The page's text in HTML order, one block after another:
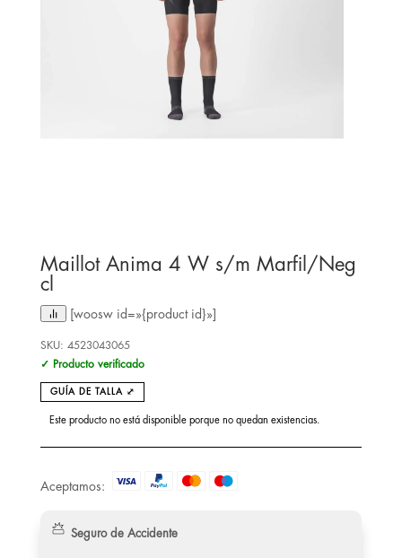
Maillot Anima 4 W s/m Marfil/Neg
cl
[woosw id=»{product id}»]
SKU: 4523043065
✓ Producto verificado
GUÍA DE TALLA ⤢
Este producto no está disponible porque no quedan existencias.
Aceptamos:
Seguro de Accidente